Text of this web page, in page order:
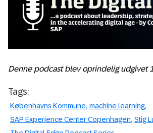
Denne podcast blev oprindelig udgivet
Tags:
Københavns Kommune machine learning
SAP Experience Center Copenhagen Stig